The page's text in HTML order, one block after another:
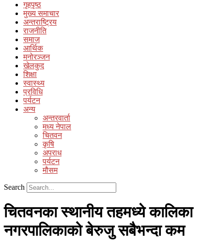
गृहपृष्ठ
मुख्य समाचार
अन्तराष्ट्रिय
राजनीति
समाज
आर्थिक
मनोरञ्जन
खेलकुद
शिक्षा
स्वास्थ्य
प्रविधि
पर्यटन
अन्य
अन्तरवार्ता
मध्य नेपाल
चितवन
कृषि
अपराध
पर्यटन
मौसम
Search
चितवनका स्थानीय तहमध्ये कालिका
नगरपालिकाको बेरुजु सबैभन्दा कम